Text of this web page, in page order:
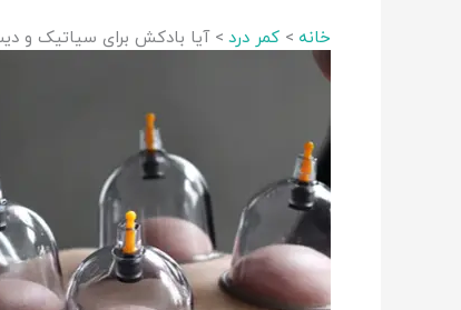
خانه کمر درد آیا بادکش برای سیاتیک و